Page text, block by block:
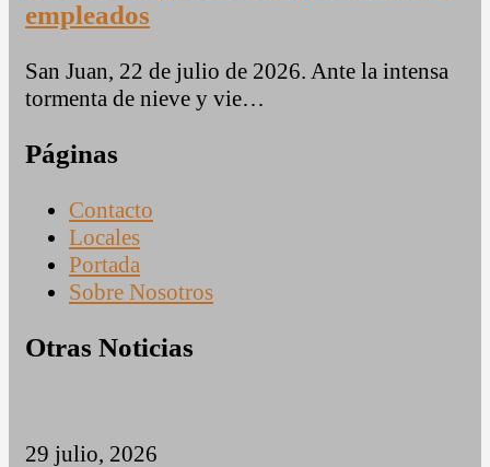
empleados
San Juan, 22 de julio de 2026. Ante la intensa
tormenta de nieve y vie…
Páginas
Contacto
Locales
Portada
Sobre Nosotros
Otras Noticias
29 julio, 2026